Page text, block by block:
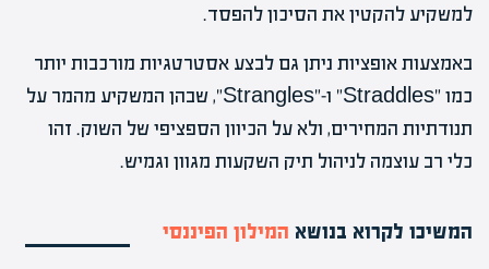
למשקיע להקטין את הסיכון להפסד.
באמצעות אופציות ניתן גם לבצע אסטרטגיות מורכבות יותר
כמו "Straddles" ו-"Strangles", שבהן המשקיע מהמר על
תנודתיות המחירים, ולא על הכיוון הספציפי של השוק. זהו
כלי רב עוצמה לניהול תיק השקעות מגוון וגמיש.
המשיכו לקרוא בנושא המילון הפיננסי